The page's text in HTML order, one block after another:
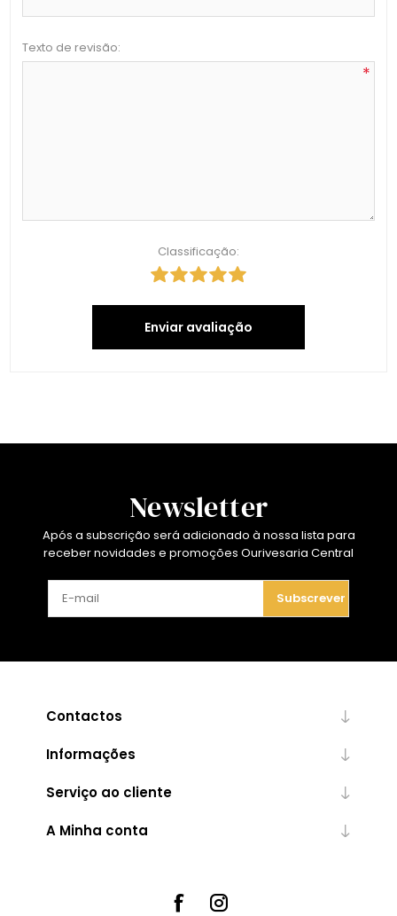
Texto de revisão:
*
Classificação:
Enviar avaliação
Newsletter
Após a subscrição será adicionado à nossa lista para
receber novidades e promoções Ourivesaria Central
Subscrever
Contactos
Informações
Serviço ao cliente
A Minha conta